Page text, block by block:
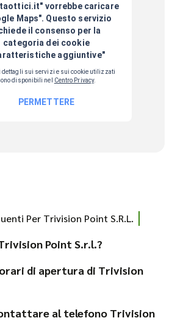
Per Trivision Point S.r.l.
Point S.r.l.?
di apertura di Trivision
al telefono Trivision